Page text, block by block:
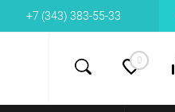
+7 (343) 383-55-33
0